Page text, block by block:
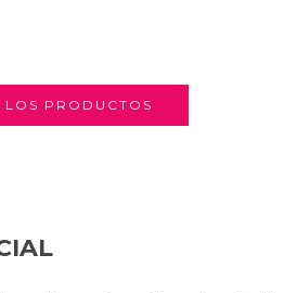
PRODUCTOS